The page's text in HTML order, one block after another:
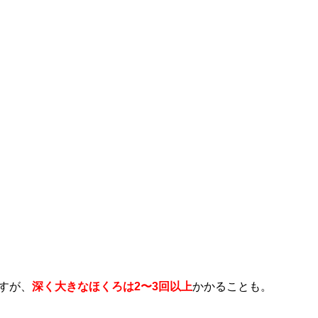
が、 深く大きなほくろは2〜3回以上かかることも。